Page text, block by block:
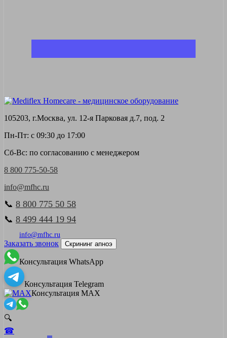
105203, г.Москва, ул. 12-я Парковая д.7, под. 2
Пн-Пт: с 09:30 до 17:00
Сб-Вс: по согласованию с менеджером
8 800 775-50-58
info@mfhc.ru
📞 8 800 775 50 58
📞 8 499 444 19 94
info@mfhc.ru
Заказать звонок Скрининг апноэ
Консультация WhatsApp
Консультация Telegram
Консультация MAX
🔍
☎